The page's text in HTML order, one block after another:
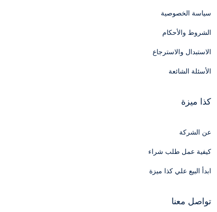
سياسة الخصوصية
الشروط والأحكام
الاستبدال والاسترجاع
الأسئلة الشائعة
كذا ميزة
عن الشركة
كيفية عمل طلب شراء
ابدأ البيع علي كذا ميزة
تواصل معنا